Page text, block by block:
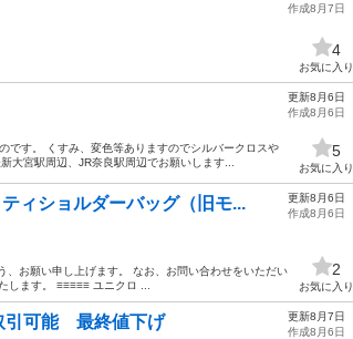
作成8月7日
4
お気に入り
です。 くすみ、変色等ありますのでシルバークロスや
大宮駅周辺、JR奈良駅周辺でお願いします...
更新8月6日
作成8月6日
5
お気に入り
ィショルダーバッグ（旧モ...
お願い申し上げます。 なお、お問い合わせをいただい
します。 ≡≡≡≡≡ ユニクロ ...
更新8月6日
作成8月6日
2
お気に入り
引可能 最終値下げ
更新8月7日
作成8月6日